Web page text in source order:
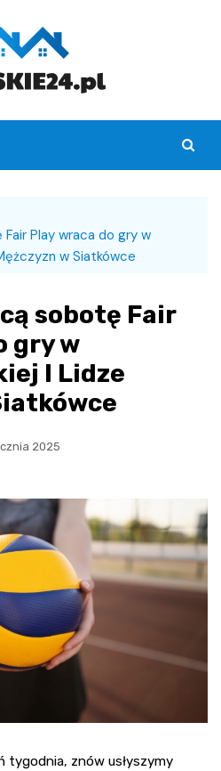
Play wraca do gry w
w Siatkówce
sobotę Fair
gry w
I Lidze
2025
tygodnia, znów usłyszymy